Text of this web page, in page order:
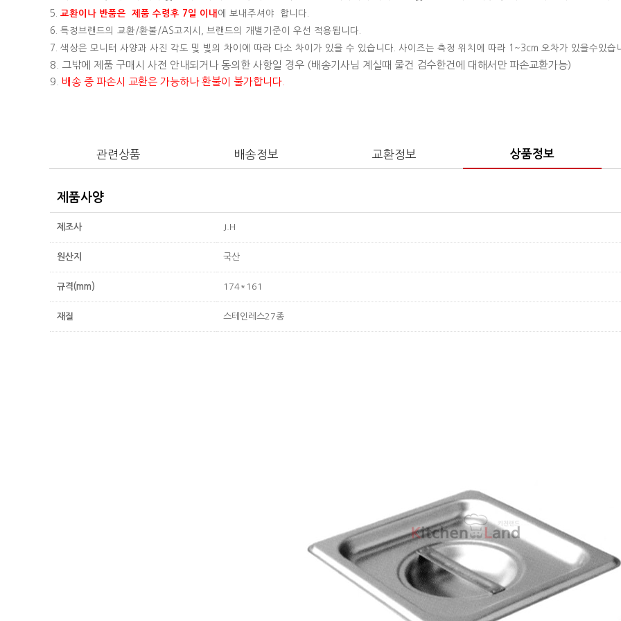
5. 교환이나 반품은 제품 수령후 7일 이내 에 보내주셔야 합니다.
6. 특정브랜드의 교환/환불/AS고지시, 브랜드의 개별기준이 우선 적용됩니다.
7. 색상은 모니터 사양과 사진 각도 및 빛의 차이에 따라 다소 차이가 있을 수 있습니다. 사이즈는 측정 위치에 따라 1~3cm 오차가 있을수있습
8. 그밖에 제품 구매시 사전 안내되거나 동의한 사항일 경우 (배송기사님 계실때 물건 검수한건에 대해서만 파손교환가능)
9. 배송 중 파손시 교환은 가능하나 환불이 불가합니다.
관련상품 배송정보 교환정보 상품정보
제품사양
제조사 J.H
원산지 국산
규격(mm) 174*161
재질 스테인레스27종